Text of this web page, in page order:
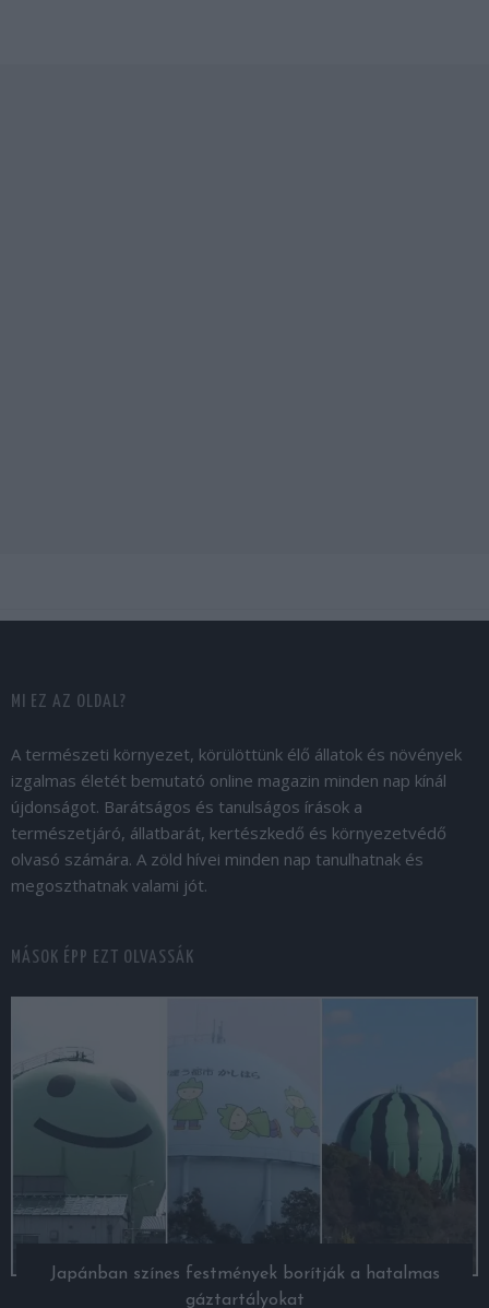
MI EZ AZ OLDAL?
A természeti környezet, körülöttünk élő állatok és növények
izgalmas életét bemutató online magazin minden nap kínál
újdonságot. Barátságos és tanulságos írások a
természetjáró, állatbarát, kertészkedő és környezetvédő
olvasó számára. A zöld hívei minden nap tanulhatnak és
megoszthatnak valami jót.
MÁSOK ÉPP EZT OLVASSÁK
Japánban színes festmények borítják a hatalmas
gáztartályokat